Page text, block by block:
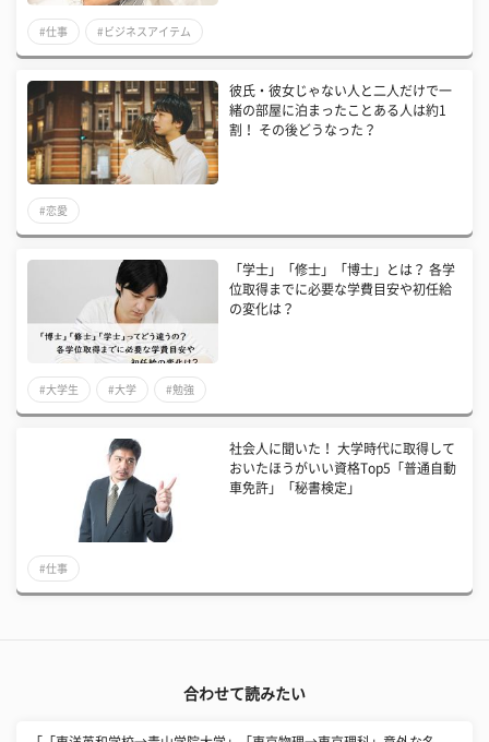
#仕事 #ビジネスアイテム
彼氏・彼女じゃない人と二人だけで一
緒の部屋に泊まったことある人は約1
割！ その後どうなった？
#恋愛
「学士」「修士」「博士」とは？ 各学
位取得までに必要な学費目安や初任給
の変化は？
#大学生 #大学 #勉強
社会人に聞いた！ 大学時代に取得して
おいたほうがいい資格Top5「普通自動
車免許」「秘書検定」
#仕事
合わせて読みたい